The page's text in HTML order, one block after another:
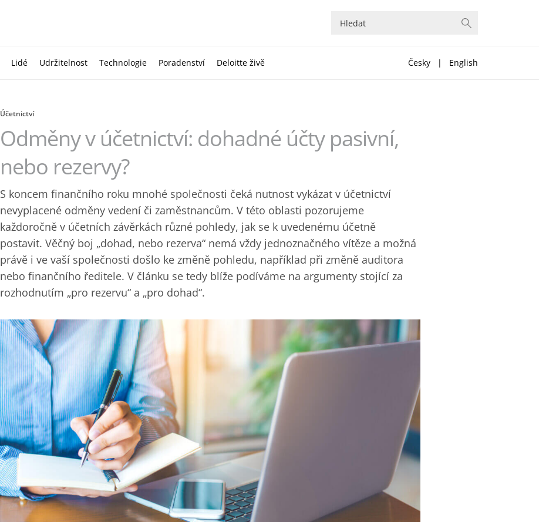
Lidé Udržitelnost Technologie Poradenství Deloitte živě Česky | English
Účetnictví
Odměny v účetnictví: dohadné účty pasivní,
nebo rezervy?
S koncem finančního roku mnohé společnosti čeká nutnost vykázat v účetnictví
nevyplacené odměny vedení či zaměstnancům. V této oblasti pozorujeme
každoročně v účetních závěrkách různé pohledy, jak se k uvedenému účetně
postavit. Věčný boj „dohad, nebo rezerva“ nemá vždy jednoznačného vítěze a možná
právě i ve vaší společnosti došlo ke změně pohledu, například při změně auditora
nebo finančního ředitele. V článku se tedy blíže podíváme na argumenty stojící za
rozhodnutím „pro rezervu“ a „pro dohad“.